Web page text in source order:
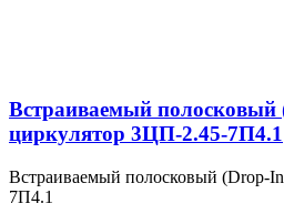
Встраиваемый полосковый
циркулятор 3ЦП-2.45-7П4.1
Встраиваемый полосковый (Drop-
7П4.1